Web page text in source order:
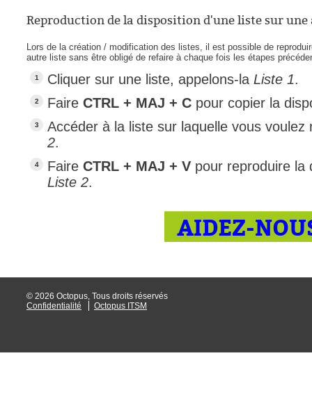
Reproduction de la disposition d'une liste sur
Lors de la création / modification des listes, il est possible de
autre liste sans être obligé de refaire à chaque fois les étapes
Cliquer sur une liste, appelons-la Liste 1.
Faire CTRL + MAJ + C pour copier la
Accéder à la liste sur laquelle vous
2.
Faire CTRL + MAJ + V pour reproduire
Liste 2.
AIDEZ-
© 2026 Octopus, Tous droits réservés
Confidentialité
Octopus ITSM